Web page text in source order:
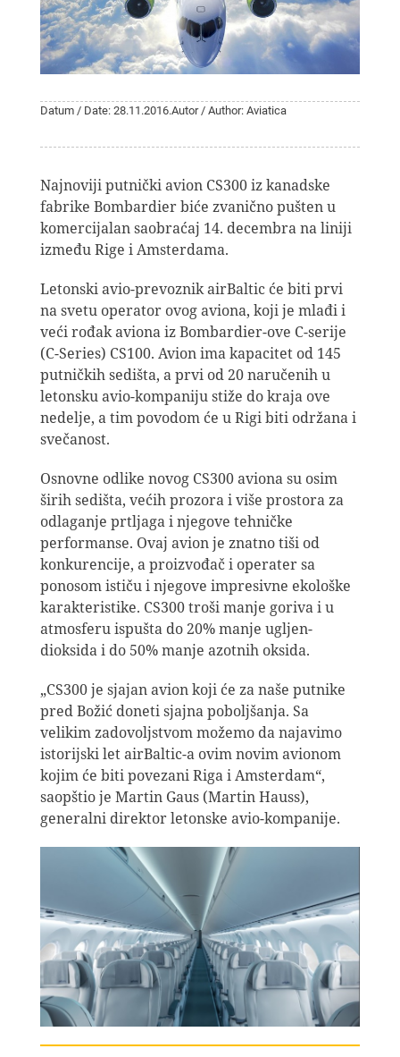
Datum / Date: 28.11.2016.Autor / Author: Aviatica
Najnoviji putnički avion CS300 iz kanadske
fabrike Bombardier biće zvanično pušten u
komercijalan saobraćaj 14. decembra na liniji
između Rige i Amsterdama.
Letonski avio-prevoznik airBaltic će biti prvi
na svetu operator ovog aviona, koji je mlađi i
veći rođak aviona iz Bombardier-ove C-serije
(C-Series) CS100. Avion ima kapacitet od 145
putničkih sedišta, a prvi od 20 naručenih u
letonsku avio-kompaniju stiže do kraja ove
nedelje, a tim povodom će u Rigi biti održana i
svečanost.
Osnovne odlike novog CS300 aviona su osim
širih sedišta, većih prozora i više prostora za
odlaganje prtljaga i njegove tehničke
performanse. Ovaj avion je znatno tiši od
konkurencije, a proizvođač i operater sa
ponosom ističu i njegove impresivne ekološke
karakteristike. CS300 troši manje goriva i u
atmosferu ispušta do 20% manje ugljen-
dioksida i do 50% manje azotnih oksida.
„CS300 je sjajan avion koji će za naše putnike
pred Božić doneti sjajna poboljšanja. Sa
velikim zadovoljstvom možemo da najavimo
istorijski let airBaltic-a ovim novim avionom
kojim će biti povezani Riga i Amsterdam“,
saopštio je Martin Gaus (Martin Hauss),
generalni direktor letonske avio-kompanije.